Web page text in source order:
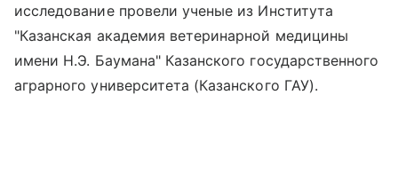
исследование провели ученые из Института
"Казанская академия ветеринарной медицины
имени Н.Э. Баумана" Казанского государственного
аграрного университета (Казанского ГАУ).